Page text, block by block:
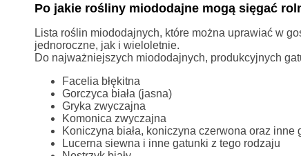
Po jakie rośliny miododajne mogą sięgać
Lista roślin miododajnych, które można uprawiać w
jednoroczne, jak i wieloletnie.
Do najważniejszych miododajnych, produkcyjnych
Facelia błękitna
Gorczyca biała (jasna)
Gryka zwyczajna
Komonica zwyczajna
Koniczyna biała, koniczyna czerwona oraz
Lucerna siewna i inne gatunki z tego rodzaju